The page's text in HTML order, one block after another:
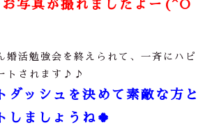
お写真が撮れましたよー(^O
婚活勉強会を終えられて、一斉にハピ
トされます ♪♪
ダッシュを決めて素敵な方と
しましょうね 🍀